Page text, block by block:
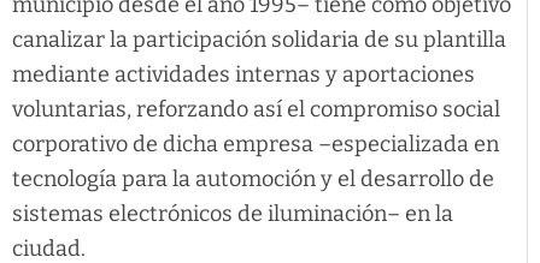
canalizar la participación solidaria de su plantilla
mediante actividades internas y aportaciones
voluntarias, reforzando así el compromiso social
corporativo de dicha empresa –especializada en
tecnología para la automoción y el desarrollo de
sistemas electrónicos de iluminación– en la
ciudad.